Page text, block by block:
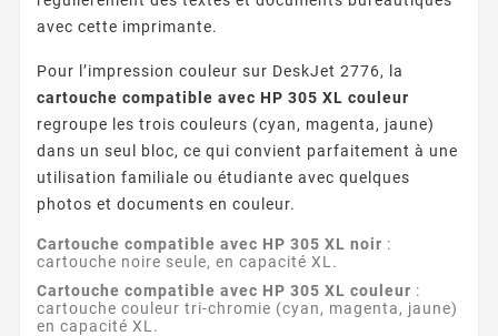
avec cette imprimante.
Pour l’impression couleur sur DeskJet 2776, la
cartouche compatible avec HP 305 XL couleur
regroupe les trois couleurs (cyan, magenta, jaune)
dans un seul bloc, ce qui convient parfaitement à une
utilisation familiale ou étudiante avec quelques
photos et documents en couleur.
Cartouche compatible avec HP 305 XL noir :
cartouche noire seule, en capacité XL.
Cartouche compatible avec HP 305 XL couleur :
cartouche couleur tri-chromie (cyan, magenta, jaune)
en capacité XL.